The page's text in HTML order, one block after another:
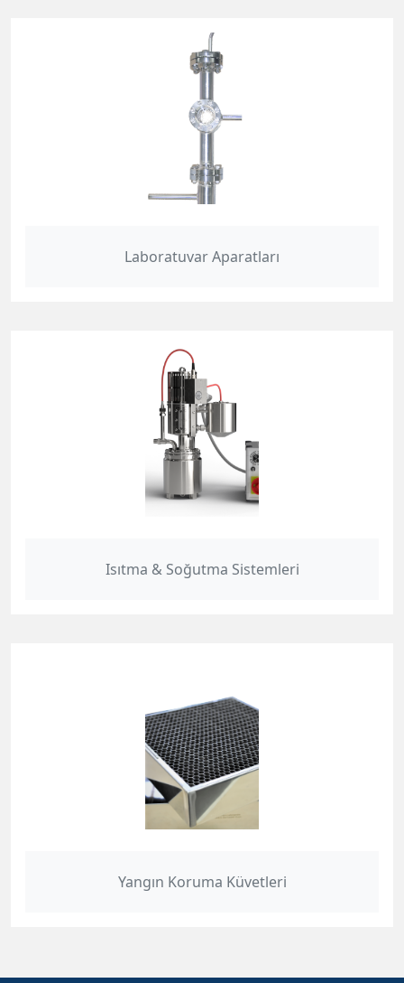
Laboratuvar Aparatları
Isıtma & Soğutma Sistemleri
Yangın Koruma Küvetleri